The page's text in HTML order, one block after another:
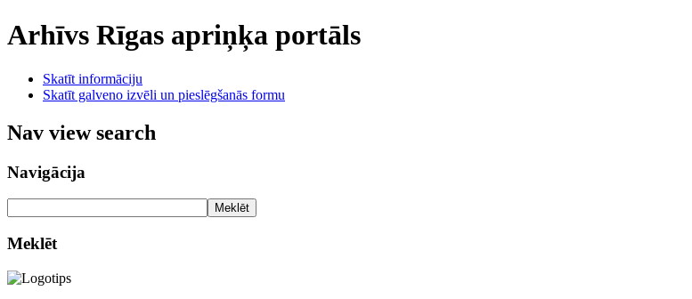
Arhīvs Rīgas apriņķa portāls
Skatīt informāciju
Skatīt galveno izvēli un pieslēgšanās formu
Nav view search
Navigācija
Meklēt
Meklēt